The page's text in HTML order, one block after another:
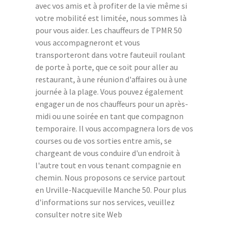
avec vos amis et à profiter de la vie même si
votre mobilité est limitée, nous sommes là
pour vous aider. Les chauffeurs de TPMR 50
vous accompagneront et vous
transporteront dans votre fauteuil roulant
de porte à porte, que ce soit pour aller au
restaurant, à une réunion d'affaires ou à une
journée à la plage. Vous pouvez également
engager un de nos chauffeurs pour un après-
midi ou une soirée en tant que compagnon
temporaire. Il vous accompagnera lors de vos
courses ou de vos sorties entre amis, se
chargeant de vous conduire d'un endroit à
l'autre tout en vous tenant compagnie en
chemin. Nous proposons ce service partout
en Urville-Nacqueville Manche 50. Pour plus
d'informations sur nos services, veuillez
consulter notre site Web